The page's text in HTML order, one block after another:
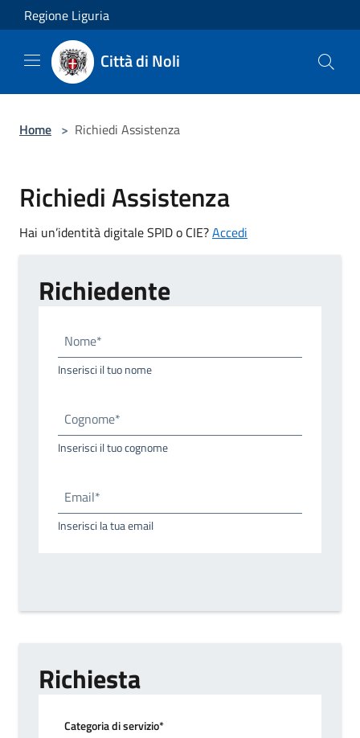
Salta al contenuto principale
Regione Liguria
Città di Noli
Home > Richiedi Assistenza
Richiedi Assistenza
Hai un’identità digitale SPID o CIE?Accedi
Richiedente
Nome*
Inserisci il tuo nome
Cognome*
Inserisci il tuo cognome
Email*
Inserisci la tua email
Richiesta
Categoria di servizio*